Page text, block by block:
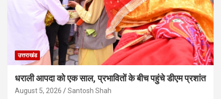
उत्तराखंड
धराली आपदा को एक साल, प्रभावितों के बीच पहुंचे डीएम प्रशांत
August 5, 2026 Santosh Shah